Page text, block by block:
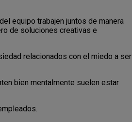
equipo trabajen juntos de manera
de soluciones creativas e
relacionados con el miedo a ser
bien mentalmente suelen estar